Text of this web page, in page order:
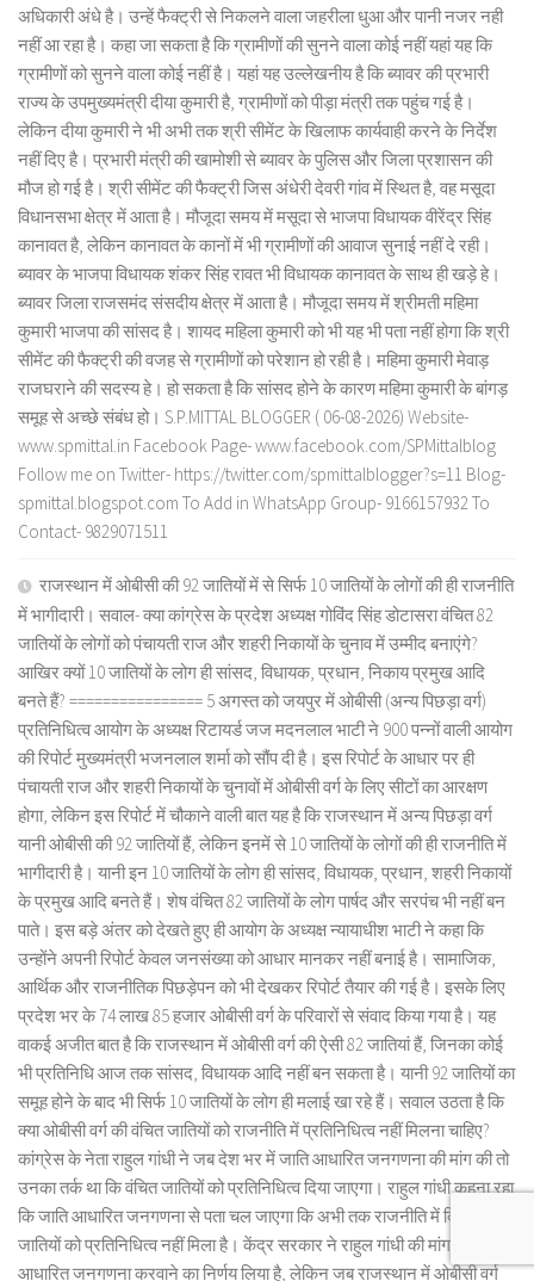
अधिकारी अंधे है। उन्हें फैक्ट्री से निकलने वाला जहरीला धुआ और पानी नजर नही
नहीं आ रहा है। कहा जा सकता है कि ग्रामीणों की सुनने वाला कोई नहीं यहां यह कि
ग्रामीणों को सुनने वाला कोई नहीं है। यहां यह उल्लेखनीय है कि ब्यावर की प्रभारी
राज्य के उपमुख्यमंत्री दीया कुमारी है, ग्रामीणों को पीड़ा मंत्री तक पहुंच गई है।
लेकिन दीया कुमारी ने भी अभी तक श्री सीमेंट के खिलाफ कार्यवाही करने के निर्देश
नहीं दिए है। प्रभारी मंत्री की खामोशी से ब्यावर के पुलिस और जिला प्रशासन की
मौज हो गई है। श्री सीमेंट की फैक्ट्री जिस अंधेरी देवरी गांव में स्थित है, वह मसूदा
विधानसभा क्षेत्र में आता है। मौजूदा समय में मसूदा से भाजपा विधायक वीरेंद्र सिंह
कानावत है, लेकिन कानावत के कानों में भी ग्रामीणों की आवाज सुनाई नहीं दे रही।
ब्यावर के भाजपा विधायक शंकर सिंह रावत भी विधायक कानावत के साथ ही खड़े हे।
ब्यावर जिला राजसमंद संसदीय क्षेत्र में आता है। मौजूदा समय में श्रीमती महिमा
कुमारी भाजपा की सांसद है। शायद महिला कुमारी को भी यह भी पता नहीं होगा कि श्री
सीमेंट की फैक्ट्री की वजह से ग्रामीणों को परेशान हो रही है। महिमा कुमारी मेवाड़
राजघराने की सदस्य हे। हो सकता है कि सांसद होने के कारण महिमा कुमारी के बांगड़
समूह से अच्छे संबंध हो। S.P.MITTAL BLOGGER ( 06-08-2026) Website-
www.spmittal.in Facebook Page- www.facebook.com/SPMittalblog
Follow me on Twitter- https://twitter.com/spmittalblogger?s=11 Blog-
spmittal.blogspot.com To Add in WhatsApp Group- 9166157932 To
Contact- 9829071511
राजस्थान में ओबीसी की 92 जातियों में से सिर्फ 10 जातियों के लोगों की ही राजनीति
में भागीदारी। सवाल- क्या कांग्रेस के प्रदेश अध्यक्ष गोविंद सिंह डोटासरा वंचित 82
जातियों के लोगों को पंचायती राज और शहरी निकायों के चुनाव में उम्मीद बनाएंगे?
आखिर क्यों 10 जातियों के लोग ही सांसद, विधायक, प्रधान, निकाय प्रमुख आदि
बनते हैं? ================ 5 अगस्त को जयपुर में ओबीसी (अन्य पिछड़ा वर्ग)
प्रतिनिधित्व आयोग के अध्यक्ष रिटायर्ड जज मदनलाल भाटी ने 900 पन्नों वाली आयोग
की रिपोर्ट मुख्यमंत्री भजनलाल शर्मा को सौंप दी है। इस रिपोर्ट के आधार पर ही
पंचायती राज और शहरी निकायों के चुनावों में ओबीसी वर्ग के लिए सीटों का आरक्षण
होगा, लेकिन इस रिपोर्ट में चौकाने वाली बात यह है कि राजस्थान में अन्य पिछड़ा वर्ग
यानी ओबीसी की 92 जातियों हैं, लेकिन इनमें से 10 जातियों के लोगों की ही राजनीति में
भागीदारी है। यानी इन 10 जातियों के लोग ही सांसद, विधायक, प्रधान, शहरी निकायों
के प्रमुख आदि बनते हैं। शेष वंचित 82 जातियों के लोग पार्षद और सरपंच भी नहीं बन
पाते। इस बड़े अंतर को देखते हुए ही आयोग के अध्यक्ष न्यायाधीश भाटी ने कहा कि
उन्होंने अपनी रिपोर्ट केवल जनसंख्या को आधार मानकर नहीं बनाई है। सामाजिक,
आर्थिक और राजनीतिक पिछड़ेपन को भी देखकर रिपोर्ट तैयार की गई है। इसके लिए
प्रदेश भर के 74 लाख 85 हजार ओबीसी वर्ग के परिवारों से संवाद किया गया है। यह
वाकई अजीत बात है कि राजस्थान में ओबीसी वर्ग की ऐसी 82 जातियां हैं, जिनका कोई
भी प्रतिनिधि आज तक सांसद, विधायक आदि नहीं बन सकता है। यानी 92 जातियों का
समूह होने के बाद भी सिर्फ 10 जातियों के लोग ही मलाई खा रहे हैं। सवाल उठता है कि
क्या ओबीसी वर्ग की वंचित जातियों को राजनीति में प्रतिनिधित्व नहीं मिलना चाहिए?
कांग्रेस के नेता राहुल गांधी ने जब देश भर में जाति आधारित जनगणना की मांग की तो
उनका तर्क था कि वंचित जातियों को प्रतिनिधित्व दिया जाएगा। राहुल गांधी कहना रहा
कि जाति आधारित जनगणना से पता चल जाएगा कि अभी तक राजनीति में किन
जातियों को प्रतिनिधित्व नहीं मिला है। केंद्र सरकार ने राहुल गांधी की मांग पर जाति
आधारित जनगणना करवाने का निर्णय लिया है, लेकिन जब राजस्थान में ओबीसी वर्ग